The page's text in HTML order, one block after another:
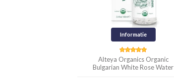
Informatie
Alteya Organics Organic
Bulgarian White Rose Water